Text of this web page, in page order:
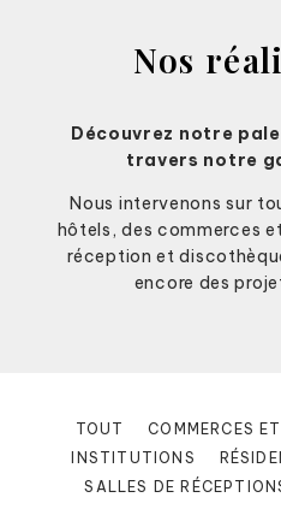
Nos
Découvrez notre
travers notre
Nous intervenons sur
hôtels, des commerces
réception et
encore des
TOUT COMMERCES
INSTITUTIONS
SALLES DE